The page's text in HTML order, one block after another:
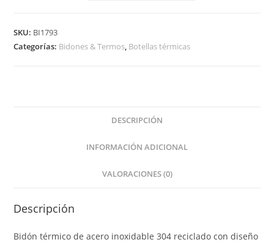
SKU: BI1793
Categorías: Bidones & Termos, Botellas térmicas
DESCRIPCIÓN
INFORMACIÓN ADICIONAL
VALORACIONES (0)
Descripción
Bidón térmico de acero inoxidable 304 reciclado con diseño